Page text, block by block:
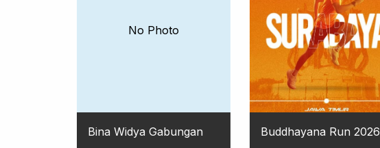
No Photo
Bina Widya Gabungan Buddhayana Run 2026